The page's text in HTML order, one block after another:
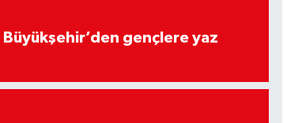
Büyükşehir’den gençlere yaz